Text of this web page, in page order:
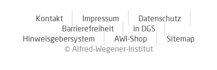
Kontakt Impressum
Datenschutz
Barrierefreiheit
in DGS
Hinweisgebersystem
AWI-Shop
Sitemap
© Alfred-Wegener-Institut